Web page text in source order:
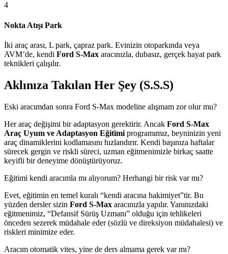
4
Nokta Atışı Park
İki araç arası, L park, çapraz park. Evinizin otoparkında veya
AVM’de, kendi Ford S-Max aracınızla, dubasız, gerçek hayat park
teknikleri çalışılır.
Aklınıza Takılan Her Şey (S.S.S)
Eski aracımdan sonra Ford S-Max modeline alışmam zor olur mu?
Her araç değişimi bir adaptasyon gerektirir. Ancak Ford S-Max
Araç Uyum ve Adaptasyon Eğitimi programımız, beyninizin yeni
araç dinamiklerini kodlamasını hızlandırır. Kendi başınıza haftalar
sürecek gergin ve riskli süreci, uzman eğitmenimizle birkaç saatte
keyifli bir deneyime dönüştürüyoruz.
Eğitimi kendi aracımla mı alıyorum? Herhangi bir risk var mı?
Evet, eğitimin en temel kuralı “kendi aracına hakimiyet”tir. Bu
yüzden dersler sizin Ford S-Max aracınızla yapılır. Yanınızdaki
eğitmenimiz, “Defansif Sürüş Uzmanı” olduğu için tehlikeleri
önceden sezerek müdahale eder (sözlü ve direksiyon müdahalesi) ve
riskleri minimize eder.
Aracım otomatik vites, yine de ders almama gerek var mı?